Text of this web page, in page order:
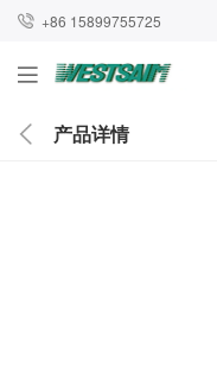
+86 15899755725
产品详情